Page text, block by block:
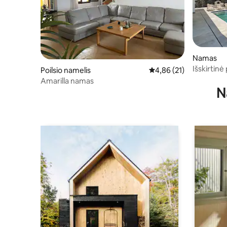
Poilsio namelis Vidutinis įvertinimas:
4,86 (21)
Amarilla namas
Namas
Išskirtinė